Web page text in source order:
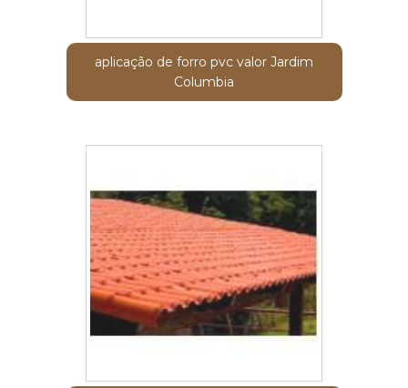
aplicação de forro pvc valor Jardim
Columbia